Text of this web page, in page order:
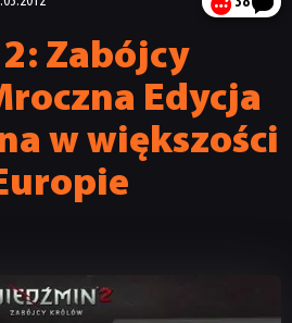
Zabójcy
Edycja
w większości